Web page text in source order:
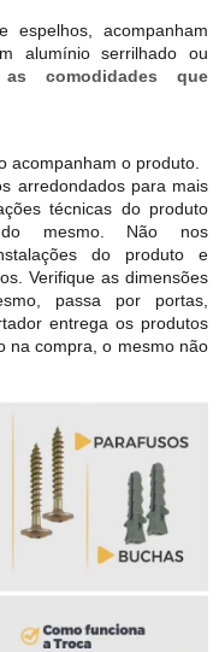
espelhos, acompanham
alumínio serrilhado ou
comodidades que
acompanham o produto.
arredondados para mais
técnicas do produto
mesmo. Não nos
do produto e
Verifique as dimensões
passa por portas,
entrega os produtos
na compra, o mesmo não